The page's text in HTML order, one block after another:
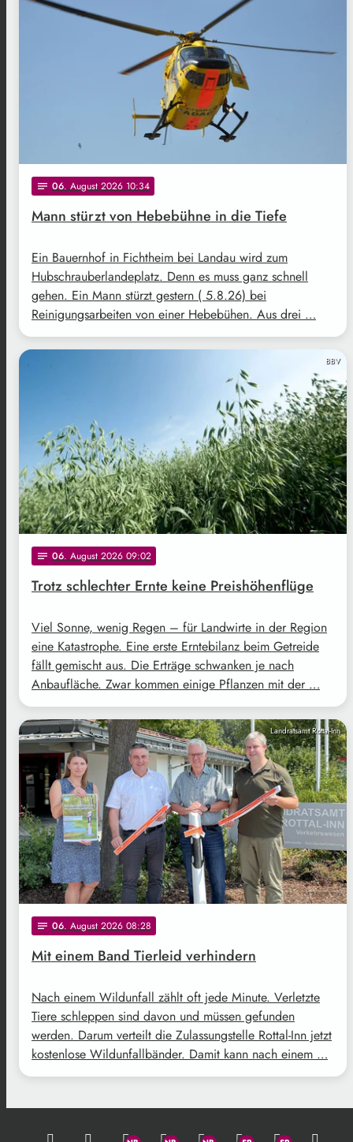
notes 06. August 2026 10:34
Mann stürzt von Hebebühne in die Tiefe
Ein Bauernhof in Fichtheim bei Landau wird zum
Hubschrauberlandeplatz. Denn es muss ganz schnell
gehen. Ein Mann stürzt gestern ( 5.8.26) bei
Reinigungsarbeiten von einer Hebebühen. Aus drei …
BBV
notes 06. August 2026 09:02
Trotz schlechter Ernte keine Preishöhenflüge
Viel Sonne, wenig Regen – für Landwirte in der Region
eine Katastrophe. Eine erste Erntebilanz beim Getreide
fällt gemischt aus. Die Erträge schwanken je nach
Anbaufläche. Zwar kommen einige Pflanzen mit der …
Landratsamt Rottal-Inn
notes 06. August 2026 08:28
Mit einem Band Tierleid verhindern
Nach einem Wildunfall zählt oft jede Minute. Verletzte
Tiere schleppen sind davon und müssen gefunden
werden. Darum verteilt die Zulassungstelle Rottal-Inn jetzt
kostenlose Wildunfallbänder. Damit kann nach einem …